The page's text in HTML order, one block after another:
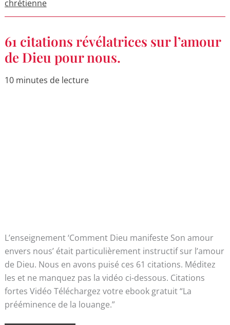
chrétienne
61 citations révélatrices sur l’amour
de Dieu pour nous.
10 minutes de lecture
L’enseignement ‘Comment Dieu manifeste Son amour
envers nous’ était particulièrement instructif sur l’amour
de Dieu. Nous en avons puisé ces 61 citations. Méditez
les et ne manquez pas la vidéo ci-dessous. Citations
fortes Vidéo Téléchargez votre ebook gratuit “La
prééminence de la louange.”
61
citations
révélatrices
sur
de
Dieu